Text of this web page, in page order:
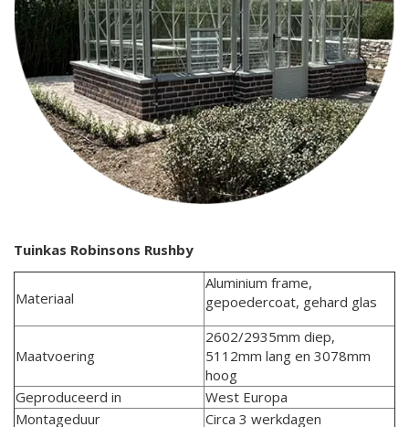
Tuinkas Robinsons Rushby
Materiaal
Aluminium frame,
gepoedercoat, gehard glas
Maatvoering
2602/2935mm diep,
5112mm lang en 3078mm
hoog
Geproduceerd in
West Europa
Montageduur
Circa 3 werkdagen